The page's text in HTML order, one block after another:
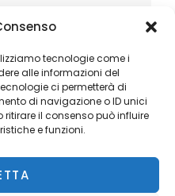
tecnologie come i
alle informazioni del
ci permetterà di
di navigazione o ID unici
il consenso può influire
e funzioni.